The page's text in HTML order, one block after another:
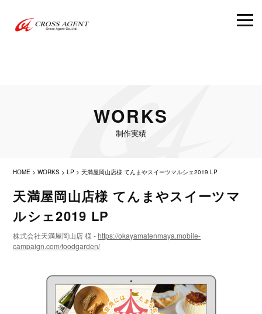
WORKS
制作実績
HOME >WORKS >LP >天満屋岡山店様 てんまやスイーツマルシェ2019 LP
天満屋岡山店様 てんまやスイーツマ
ルシェ2019 LP
株式会社天満屋岡山店 様 -https://okayamatenmaya.mobile-
campaign.com/foodgarden/